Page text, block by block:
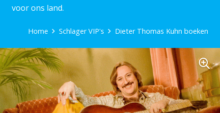
voor ons land.
Home Schlager VIP's Dieter Thomas Kuhn boeken